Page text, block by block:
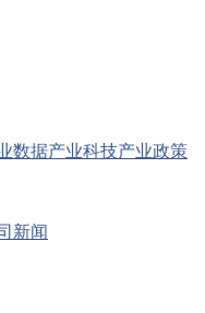
数据产业科技产业政策
新闻